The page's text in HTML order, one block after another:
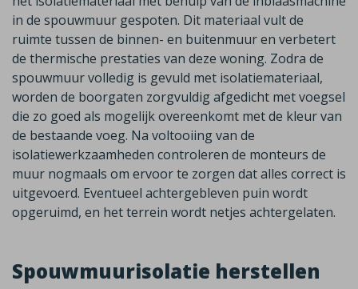
in de spouwmuur gespoten. Dit materiaal vult de
ruimte tussen de binnen- en buitenmuur en verbetert
de thermische prestaties van deze woning. Zodra de
spouwmuur volledig is gevuld met isolatiemateriaal,
worden de boorgaten zorgvuldig afgedicht met voegsel
die zo goed als mogelijk overeenkomt met de kleur van
de bestaande voeg. Na voltooiing van de
isolatiewerkzaamheden controleren de monteurs de
muur nogmaals om ervoor te zorgen dat alles correct is
uitgevoerd. Eventueel achtergebleven puin wordt
opgeruimd, en het terrein wordt netjes achtergelaten.
Spouwmuurisolatie herstellen